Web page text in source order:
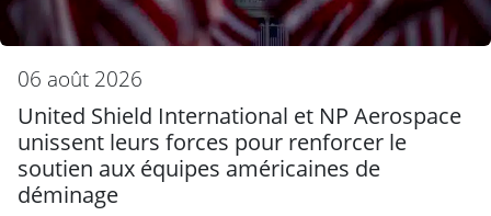
06 août 2026
United Shield International et NP Aerospace
unissent leurs forces pour renforcer le
soutien aux équipes américaines de
déminage